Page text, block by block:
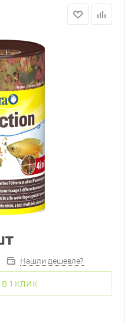
Нашли дешевле?
1 КЛИК